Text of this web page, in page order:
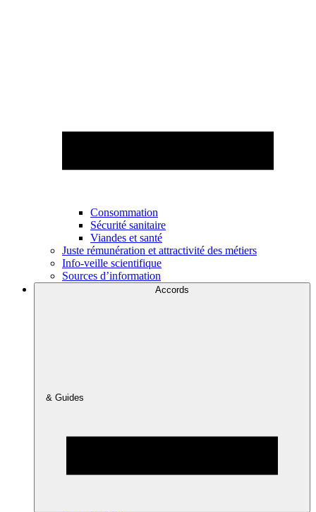
Consommation
Sécurité sanitaire
Viandes et santé
Juste rémunération et attractivité des métiers
Info-veille scientifique
Sources d’information
Accords
& Guides